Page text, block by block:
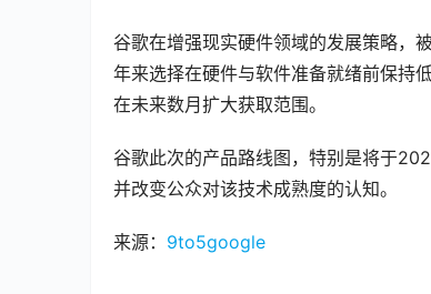
谷歌在增强现实硬件领域的发展策略，
年来选择在硬件与软件准备就绪前保持
在未来数月扩大获取范围。
谷歌此次的产品路线图，特别是将于
并改变公众对该技术成熟度的认知。
来源： 9to5google